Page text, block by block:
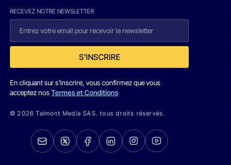
RECEVEZ NOTRE NEWSLETTER
S'INSCRIRE
En cliquant sur s'inscrire, vous confirmez que vous
acceptez nosTermes et Conditions
© 2026 Talmont Media SAS. tous droits réservés.